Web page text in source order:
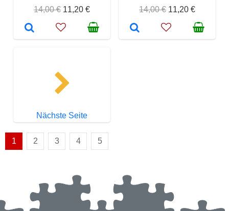
14,00 € 11,20 €
14,00 € 11,20 €
Nächste Seite
1 2 3 4 5